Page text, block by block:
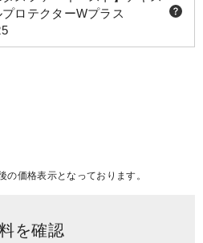
プロテクターWプラス
価格表示となっております。
を確認